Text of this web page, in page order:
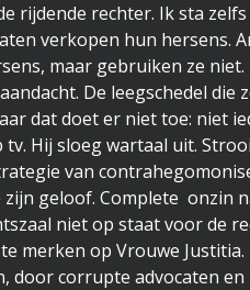
rijdende rechter. Ik sta
verkopen hun hersens.
maar gebruiken ze
De leegschedel die
dat doet er niet toe: niet
tv. Hij sloeg wartaal uit.
van
zijn geloof. Complete onzin
niet op staat voor de
merken op Vrouwe
corrupte advocaten